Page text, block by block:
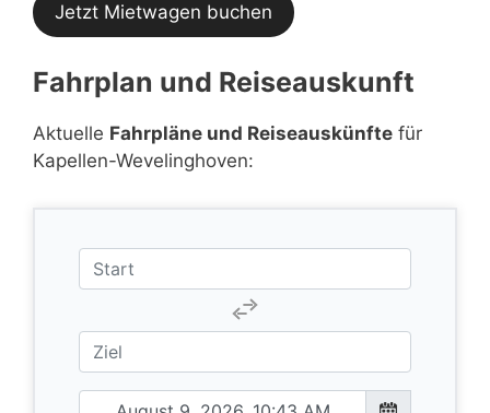
Jetzt Mietwagen buchen
Fahrplan und Reiseauskunft
Aktuelle Fahrpläne und Reiseauskünfte für
Kapellen-Wevelinghoven: